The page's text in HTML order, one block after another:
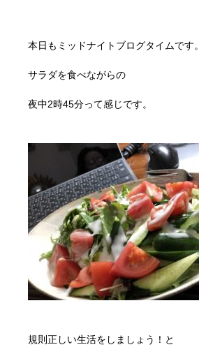
本日もミッドナイトブログタイムです。
サラダを食べながらの
夜中2時45分って感じです。
規則正しい生活をしましょう！と